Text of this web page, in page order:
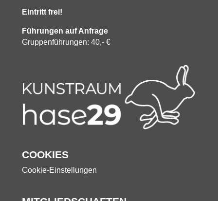
Eintritt frei!
Führungen auf Anfrage
Gruppenführungen: 40,- €
COOKIES
Cookie-Einstellungen